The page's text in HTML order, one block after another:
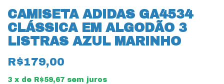
CAMISETA ADIDAS GA4534
CLÁSSICA EM ALGODÃO 3
LISTRAS AZUL MARINHO
R$179,00
3 x de R$59,67 sem juros